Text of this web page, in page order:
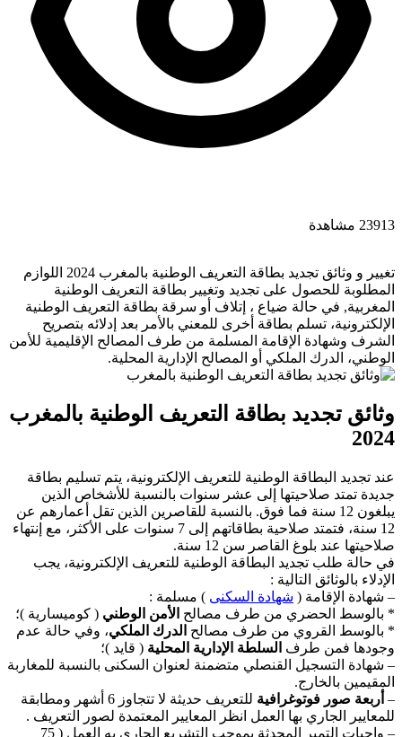
23913 مشاهدة
تغيير و وثائق تجديد بطاقة التعريف الوطنية بالمغرب 2024 اللوازم
المطلوبة للحصول على تجديد وتغيير بطاقة التعريف الوطنية
المغربية, في حالة ضياع ، إتلاف أو سرقة بطاقة التعريف الوطنية
الإلكترونية، تسلم بطاقة أخرى للمعني بالأمر بعد إدلائه بتصريح
الشرف وشهادة الإقامة المسلمة من طرف المصالح الإقليمية للأمن
الوطني، الدرك الملكي أو المصالح الإدارية المحلية.
وثائق تجديد بطاقة التعريف الوطنية بالمغرب
2024
عند تجديد البطاقة الوطنية للتعريف الإلكترونية، يتم تسليم بطاقة
جديدة تمتد صلاحيتها إلى عشر سنوات بالنسبة للأشخاص الذين
يبلغون 12 سنة فما فوق. بالنسبة للقاصرين الذين تقل أعمارهم عن
12 سنة، فتمتد صلاحية بطاقاتهم إلى 7 سنوات على الأكثر، مع إنتهاء
صلاحيتها عند بلوغ القاصر سن 12 سنة.
في حالة طلب تجديد البطاقة الوطنية للتعريف الإلكترونية، يجب
الإدلاء بالوثائق التالية :
– شهادة الإقامة ( شهادة السكنى ) مسلمة :
* بالوسط الحضري من طرف مصالح الأمن الوطني ( كوميسارية )؛
* بالوسط القروي من طرف مصالح الدرك الملكي، وفي حالة عدم
وجودها فمن طرف السلطة الإدارية المحلية ( قايد )؛
– شهادة التسجيل القنصلي متضمنة لعنوان السكنى بالنسبة للمغاربة
المقيمين بالخارج.
– أربعة صور فوتوغرافية
للتعريف حديثة لا تتجاوز 6 أشهر ومطابقة
للمعايير الجاري بها العمل انظر المعايير المعتمدة لصور التعريف .
– واجبات التمبر المحدثة بموجب التشريع الجاري به العمل ( 75